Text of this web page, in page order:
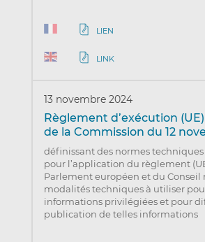
LIEN
LINK
13 novembre 2024
Règlement d’exécution
de la Commission du 12
définissant des normes techniques
pour l’application du règlement
Parlement européen et du Conseil
modalités techniques à utiliser
informations privilégiées et pour
publication de telles informations